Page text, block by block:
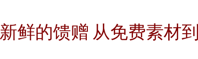
新鲜的馈赠 从免费素材